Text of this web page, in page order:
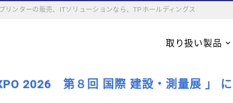
ンターの販売、ITソリューションなら、TPホールディングス
取り扱い製品
2026 第８回 国際 建設・測量展 」 に